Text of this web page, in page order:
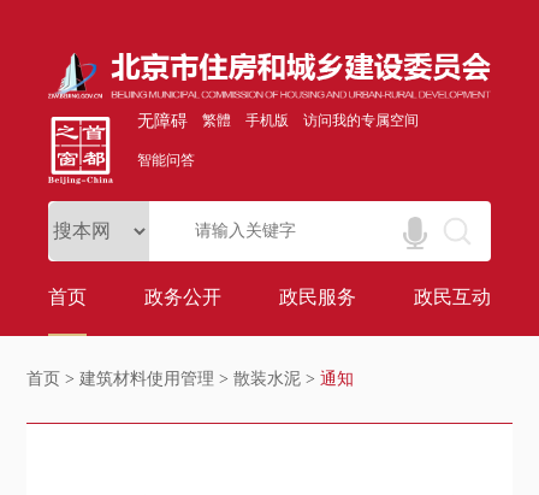
无障碍 繁體 手机版 访问我的专属空间
智能问答
首页 政务公开 政民服务 政民互动
首页 >建筑材料使用管理 >散装水泥 >通知